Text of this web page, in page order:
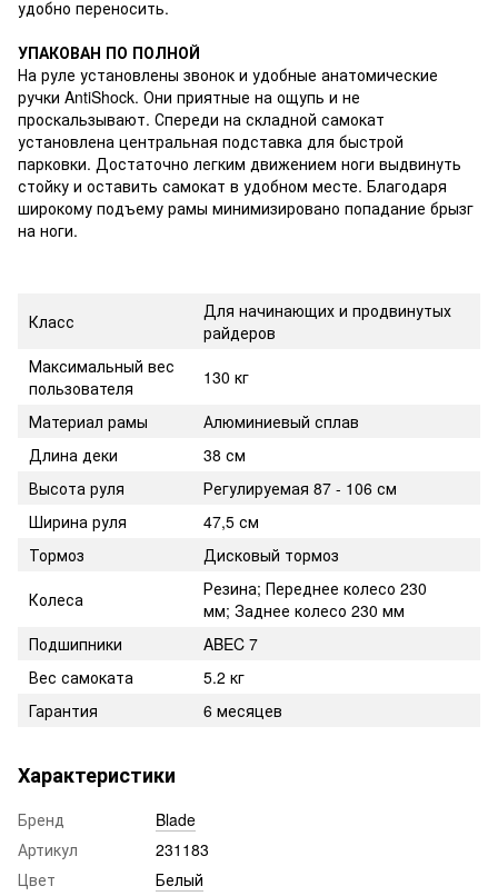
удобно переносить.
УПАКОВАН ПО ПОЛНОЙ
На руле установлены звонок и удобные анатомические
ручки AntiShock. Они приятные на ощупь и не
проскальзывают. Спереди на складной самокат
установлена центральная подставка для быстрой
парковки. Достаточно легким движением ноги выдвинуть
стойку и оставить самокат в удобном месте. Благодаря
широкому подъему рамы минимизировано попадание брызг
на ноги.
Класс
Для начинающих и продвинутых
райдеров
Максимальный вес
пользователя
130 кг
Материал рамы
Алюминиевый сплав
Длина деки
38 см
Высота руля
Регулируемая 87 - 106 см
Ширина руля
47,5 см
Тормоз
Дисковый тормоз
Колеса
Резина; Переднее колесо 230
мм; Заднее колесо 230 мм
Подшипники
ABEC 7
Вес самоката
5.2 кг
Гарантия
6 месяцев
Характеристики
Бренд
Blade
Артикул
231183
Цвет
Белый